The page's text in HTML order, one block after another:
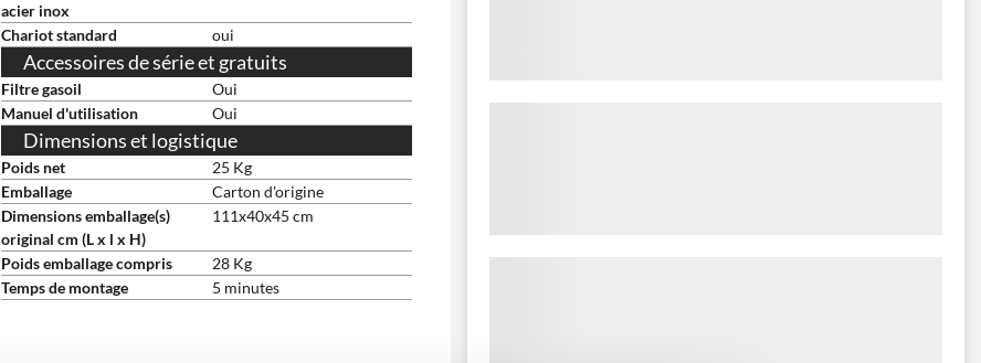
acier inox
Chariot standard oui
Accessoires de série et gratuits
Filtre gasoil
Oui
Manuel d'utilisation
Oui
Dimensions et logistique
Poids net
25 Kg
Emballage
Carton d'origine
Dimensions emballage(s)
original cm (L x l x H)
111x40x45 cm
Poids emballage compris
28 Kg
Temps de montage
5 minutes